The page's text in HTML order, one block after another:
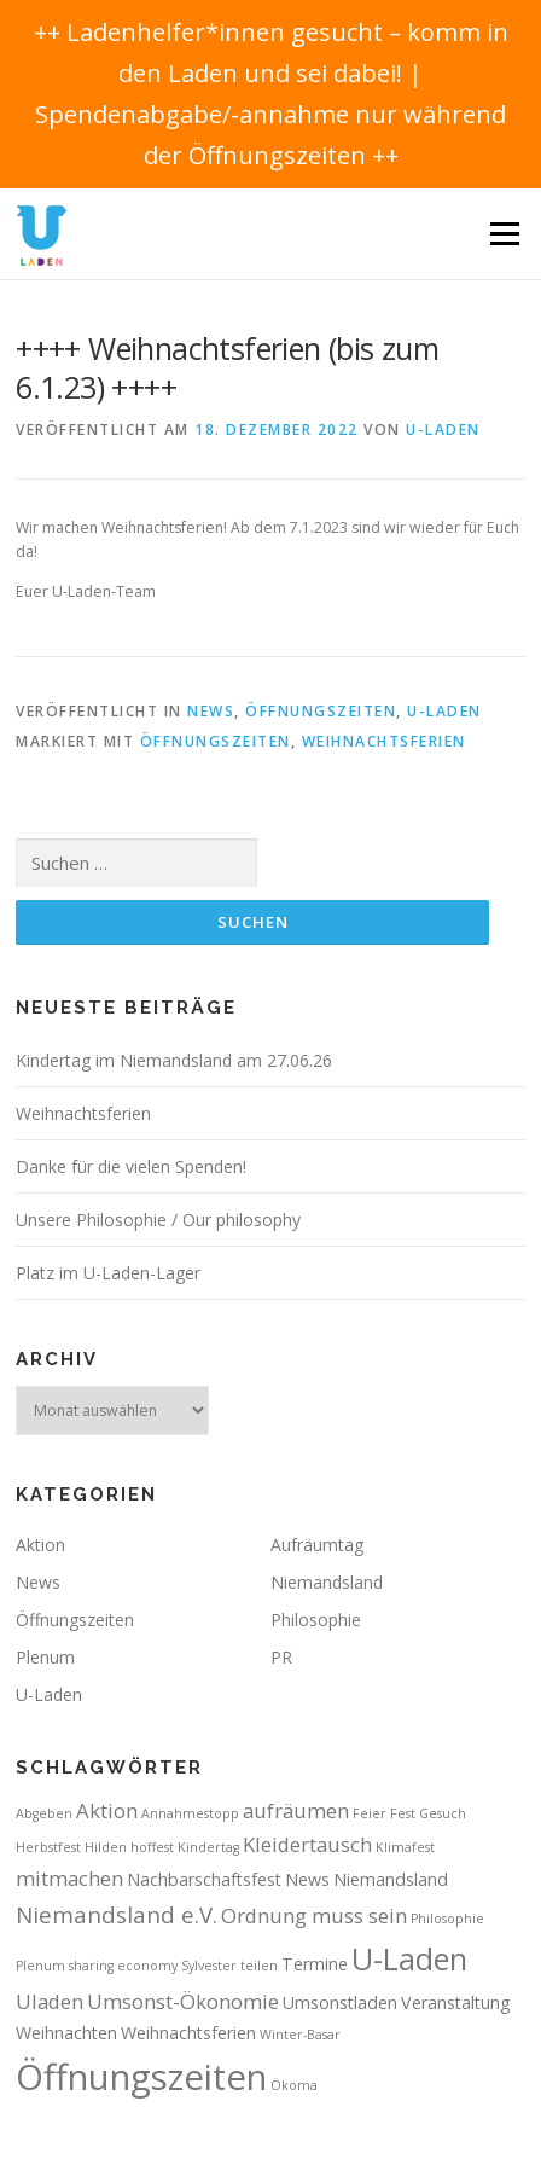
++ Ladenhelfer*innen gesucht – komm in
den Laden und sei dabei! |
Spendenabgabe/-annahme nur während
der Öffnungszeiten ++
zum
Inhalt
Menü
++++ Weihnachtsferien (bis zum
6.1.23) ++++
VERÖFFENTLICHT AM 18. DEZEMBER 2022 VONU-LADEN
Wir machen Weihnachtsferien! Ab dem 7.1.2023 sind wir wieder für Euch
da!
Euer U-Laden-Team
VERÖFFENTLICHT INNEWS,ÖFFNUNGSZEITEN,U-LADEN
MARKIERT MIT ÖFFNUNGSZEITEN, WEIHNACHTSFERIEN
nach:
NEUESTE BEITRÄGE
Kindertag im Niemandsland am 27.06.26
Weihnachtsferien
Danke für die vielen Spenden!
Unsere Philosophie / Our philosophy
Platz im U-Laden-Lager
ARCHIV
KATEGORIEN
Aktion
Aufräumtag
News
Niemandsland
Öffnungszeiten
Philosophie
Plenum
PR
U-Laden
SCHLAGWÖRTER
Abgeben Aktion Annahmestopp aufräumen Feier Fest Gesuch
Herbstfest Hilden hoffest Kindertag Kleidertausch Klimafest
mitmachen Nachbarschaftsfest News Niemandsland
Niemandsland e.V.Ordnung muss sein Philosophie
Plenum sharing economy Sylvester teilen Termine U-Laden
Uladen Umsonst-Ökonomie Umsonstladen Veranstaltung
Weihnachten Weihnachtsferien Winter-Basar
Öffnungszeiten Ökoma